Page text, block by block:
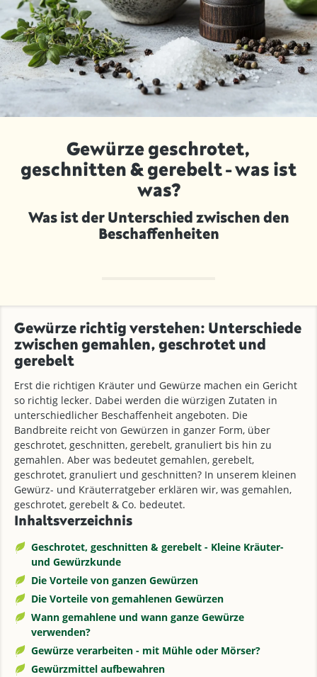
Gewürze geschrotet,
geschnitten & gerebelt - was ist
was?
Was ist der Unterschied zwischen den
Beschaffenheiten
Gewürze richtig verstehen: Unterschiede
zwischen gemahlen, geschrotet und
gerebelt
Erst die richtigen Kräuter und Gewürze machen ein Gericht
so richtig lecker. Dabei werden die würzigen Zutaten in
unterschiedlicher Beschaffenheit angeboten. Die
Bandbreite reicht von Gewürzen in ganzer Form, über
geschrotet, geschnitten, gerebelt, granuliert bis hin zu
gemahlen. Aber was bedeutet gemahlen, gerebelt,
geschrotet, granuliert und geschnitten? In unserem kleinen
Gewürz- und Kräuterratgeber erklären wir, was gemahlen,
geschrotet, gerebelt & Co. bedeutet.
Inhaltsverzeichnis
Geschrotet, geschnitten & gerebelt - Kleine Kräuter-
und Gewürzkunde
Die Vorteile von ganzen Gewürzen
Die Vorteile von gemahlenen Gewürzen
Wann gemahlene und wann ganze Gewürze
verwenden?
Gewürze verarbeiten - mit Mühle oder Mörser?
Gewürzmittel aufbewahren